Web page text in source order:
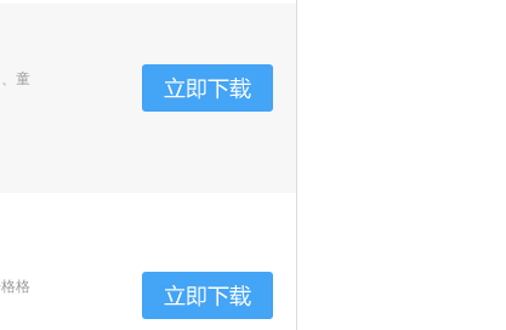
童
格